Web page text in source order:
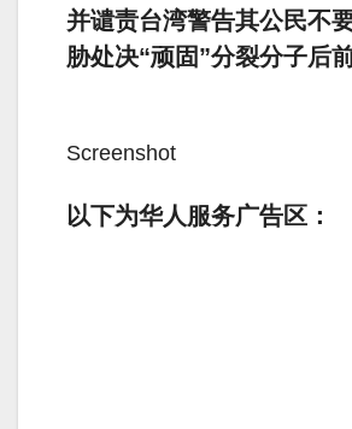
并谴责台湾警告其公民不
胁处决“顽固”分裂分子后
Screenshot
以下为华人服务广告区：